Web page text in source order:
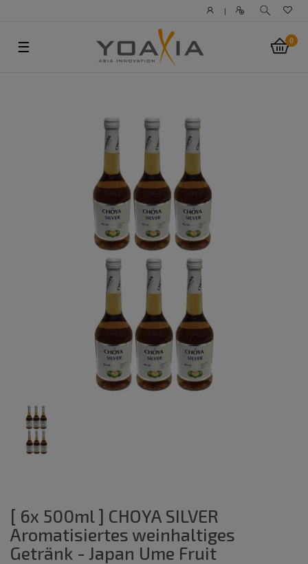
|
0
☰
[ 6x 500ml ] CHOYA SILVER
Aromatisiertes weinhaltiges
Getränk - Japan Ume Fruit